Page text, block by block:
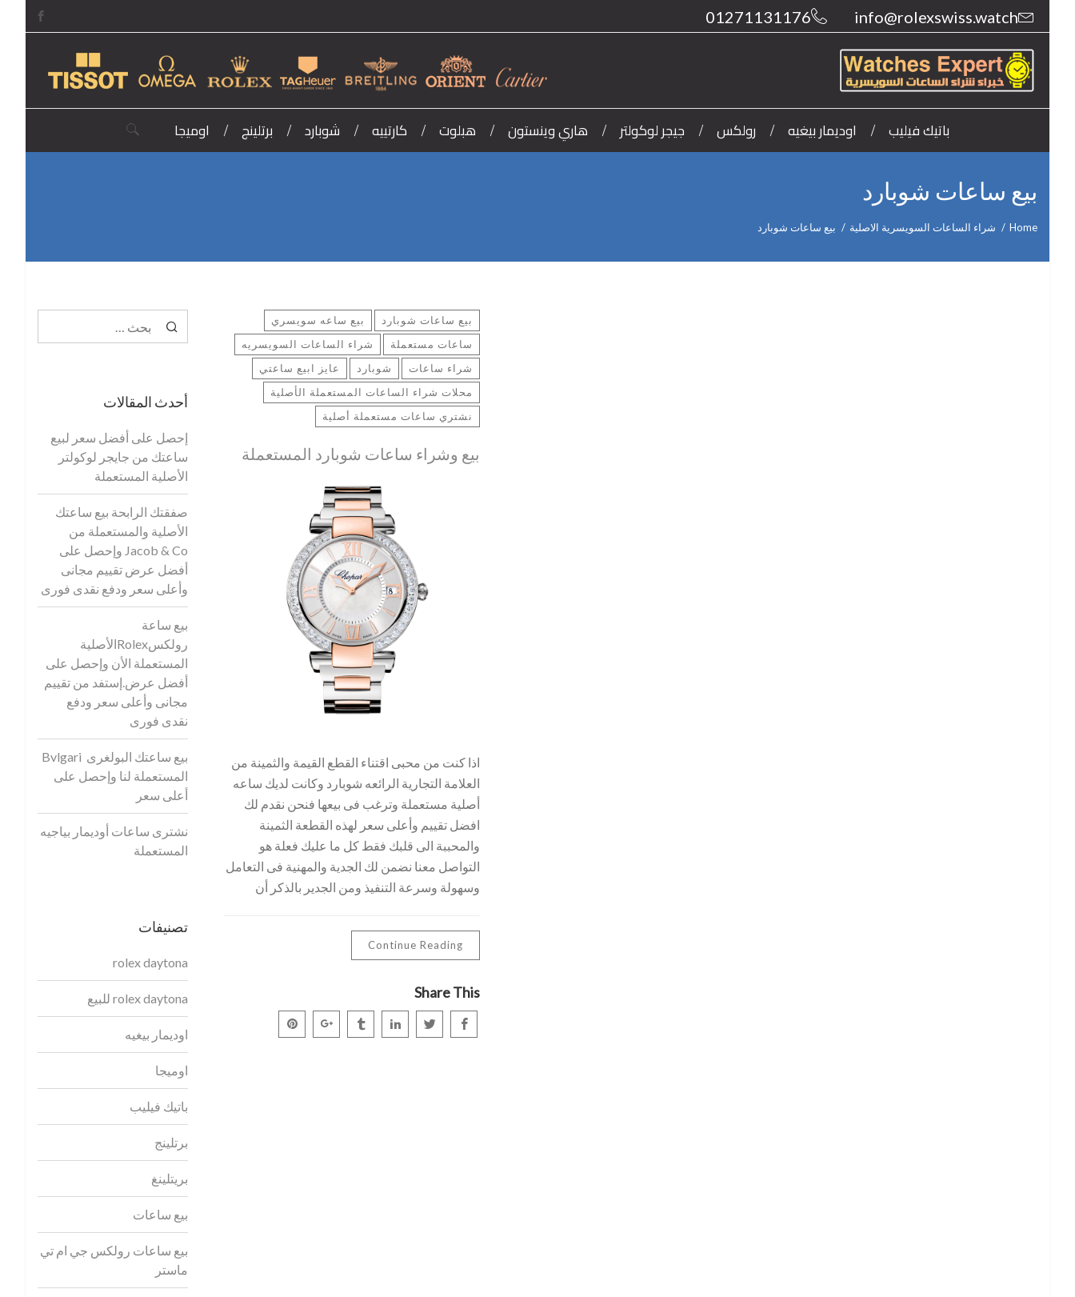
info@rolexswiss.watch
01271131176
باتيك فيليب اوديمار بيغيه رولكس جيجر لوكولتر هاري وينستون هبلوت كارتييه شوبارد برتلينج اوميجا
بيع ساعات شوبارد
Home شراء الساعات السويسرية الاصلية بيع ساعات شوبارد
بيع ساعات شوبارد
بيع ساعه سويسري
ساعات مستعملة
شراء الساعات السويسريه
شراء ساعات
شوبارد
عايز ابيع ساعتي
محلات شراء الساعات المستعملة الأصلية
نشتري ساعات مستعملة أصلية
بيع وشراء ساعات شوبارد المستعملة
اذا كنت من محبى اقتناء القطع القيمة والثمينة من
العلامة التجارية الرائعه شوبارد وكانت لديك ساعه
أصلية مستعملة وترغب فى بيعها فنحن نقدم لك
افضل تقييم وأعلى سعر لهذه القطعة الثمينة
والمحببة الى قلبك فقط كل ما عليك فعلة هو
التواصل معنا نضمن لك الجدية والمهنية فى التعامل
وسهولة وسرعة التنفيذ ومن الجدير بالذكر أن
Continue Reading
Share This
البحث
عن:
أحدث المقالات
إحصل على أفضل سعر لبيع
ساعتك من جايجر لوكولتر
الأصلية المستعملة
صفقتك الرابحة بيع ساعتك
الأصلية والمستعملة من
Jacob & Co وإحصل على
أفضل عرض تقييم مجانى
وأعلى سعر ودفع نقدى فورى
بيع ساعة
رولكسRolexالأصلية
المستعملة الأن وإحصل على
أفضل عرض.إستفد من تقييم
مجانى وأعلى سعر ودفع
نقدى فورى
بيع ساعتك البولغرى Bvlgari
المستعملة لنا وإحصل على
أعلى سعر
نشترى ساعات أوديمار بياجيه
المستعملة
تصنيفات
rolex daytona
rolex daytona للبيع
اوديمار بيغيه
اوميجا
باتيك فيليب
برتلينج
بريتلينغ
بيع ساعات
بيع ساعات رولكس جي ام تي
ماستر